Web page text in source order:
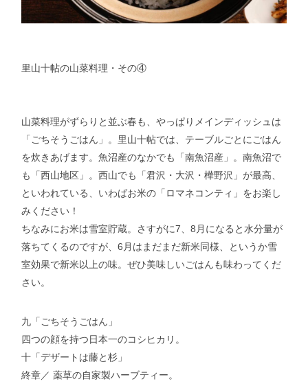
里山十帖の山菜料理・その④
山菜料理がずらりと並ぶ春も、やっぱりメインディッシュは
「ごちそうごはん」。里山十帖では、テーブルごとにごはん
を炊きあげます。魚沼産のなかでも「南魚沼産」。南魚沼で
も「西山地区」。西山でも「君沢・大沢・樺野沢」が最高、
といわれている、いわばお米の「ロマネコンティ」をお楽し
みください！
ちなみにお米は雪室貯蔵。さすがに7、8月になると水分量が
落ちてくるのですが、6月はまだまだ新米同様、というか雪
室効果で新米以上の味。ぜひ美味しいごはんも味わってくだ
さい。
九「ごちそうごはん」
四つの顔を持つ日本一のコシヒカリ。
十「デザートは藤と杉」
終章／ 薬草の自家製ハーブティー。